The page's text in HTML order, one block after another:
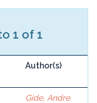
1 of 1
Author(s)
Gide, Andre.